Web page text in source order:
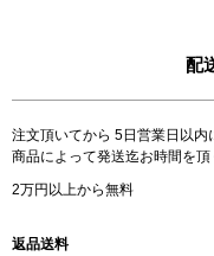
配
注文頂いてから 5日営業日以内
商品によって発送迄お時間を頂
2万円以上から無料
返品送料